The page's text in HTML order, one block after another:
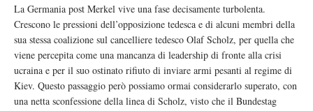
La Germania post Merkel vive una fase decisamente turbolenta.
Crescono le pressioni dell’opposizione tedesca e di alcuni membri della
sua stessa coalizione sul cancelliere tedesco Olaf Scholz, per quella che
viene percepita come una mancanza di leadership di fronte alla crisi
ucraina e per il suo ostinato rifiuto di inviare armi pesanti al regime di
Kiev. Questo passaggio però possiamo ormai considerarlo superato, con
una netta sconfessione della linea di Scholz, visto che il Bundestag